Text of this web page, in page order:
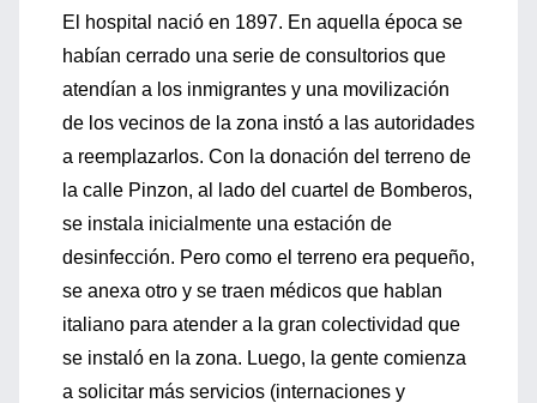
El hospital nació en 1897. En aquella época se
habían cerrado una serie de consultorios que
atendían a los inmigrantes y una movilización
de los vecinos de la zona instó a las autoridades
a reemplazarlos. Con la donación del terreno de
la calle Pinzon, al lado del cuartel de Bomberos,
se instala inicialmente una estación de
desinfección. Pero como el terreno era pequeño,
se anexa otro y se traen médicos que hablan
italiano para atender a la gran colectividad que
se instaló en la zona. Luego, la gente comienza
a solicitar más servicios (internaciones y